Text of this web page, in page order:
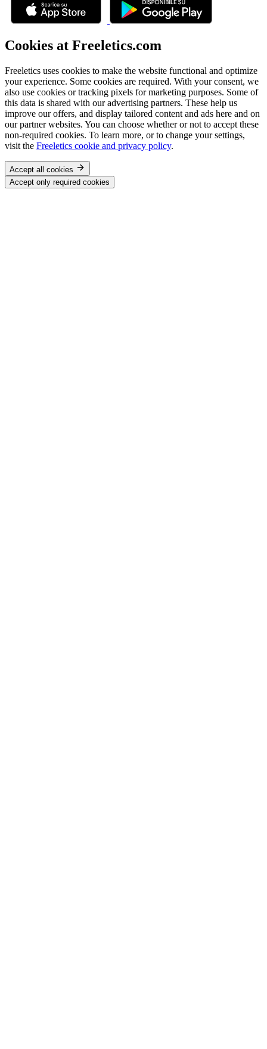
Cookies at Freeletics.com
Freeletics uses cookies to make the website functional and optimize
your experience. Some cookies are required. With your consent, we
also use cookies or tracking pixels for marketing purposes. Some of
this data is shared with our advertising partners. These help us
improve our offers, and display tailored content and ads here and on
our partner websites. You can choose whether or not to accept these
non-required cookies. To learn more, or to change your settings,
visit the Freeletics cookie and privacy policy.
Accept all cookies
Accept only required cookies